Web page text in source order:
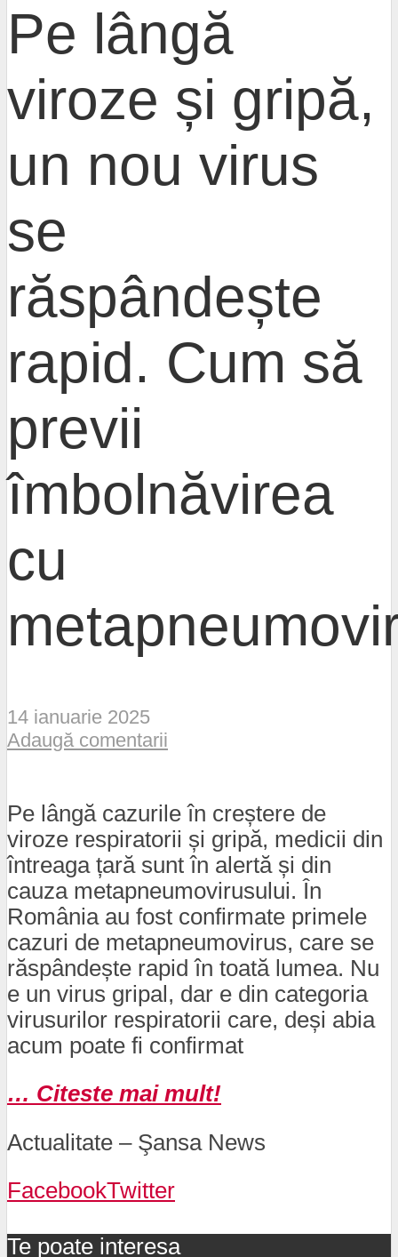
Pe lângă
viroze și gripă,
un nou virus
se
răspândește
rapid. Cum să
previi
îmbolnăvirea
cu
14 ianuarie 2025
Adaugă comentarii
Pe lângă cazurile în creștere de
viroze respiratorii și gripă, medicii din
întreaga țară sunt în alertă și din
cauza metapneumovirusului. În
România au fost confirmate primele
cazuri de metapneumovirus, care se
răspândește rapid în toată lumea. Nu
e un virus gripal, dar e din categoria
virusurilor respiratorii care, deși abia
acum poate fi confirmat
… Citeste mai mult!
Actualitate – Şansa News
FacebookTwitter
Te poate interesa